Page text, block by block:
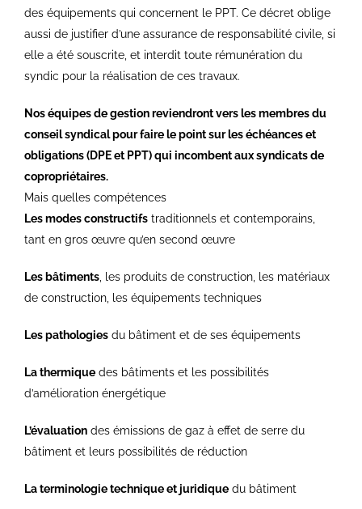
des équipements qui concernent le PPT. Ce décret oblige
aussi de justifier d’une assurance de responsabilité civile, si
elle a été souscrite, et interdit toute rémunération du
syndic pour la réalisation de ces travaux.
Nos équipes de gestion reviendront vers les membres du
conseil syndical pour faire le point sur les échéances et
obligations (DPE et PPT) qui incombent aux syndicats de
copropriétaires.
Mais quelles compétences
Les modes constructifs traditionnels et contemporains,
tant en gros œuvre qu’en second œuvre
Les bâtiments, les produits de construction, les matériaux
de construction, les équipements techniques
Les pathologies du bâtiment et de ses équipements
La thermique des bâtiments et les possibilités
d’amélioration énergétique
L’évaluation des émissions de gaz à effet de serre du
bâtiment et leurs possibilités de réduction
La terminologie technique et juridique du bâtiment